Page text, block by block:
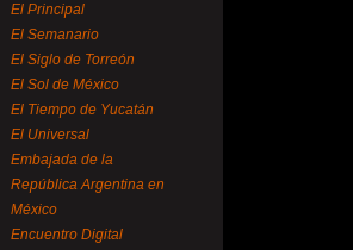
El Principal
El Semanario
El Siglo de Torreón
El Sol de México
El Tiempo de Yucatán
El Universal
Embajada de la
República Argentina en
México
Encuentro Digital